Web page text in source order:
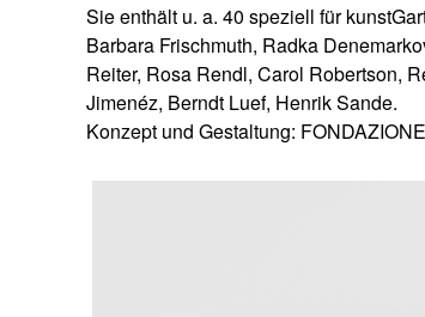
Sie enthält u. a. 40 speziell für
Barbara Frischmuth, Radka
Reiter, Rosa Rendl, Carol Robertson,
Jimenéz, Berndt Luef, Henrik Sande.
Konzept und Gestaltung: